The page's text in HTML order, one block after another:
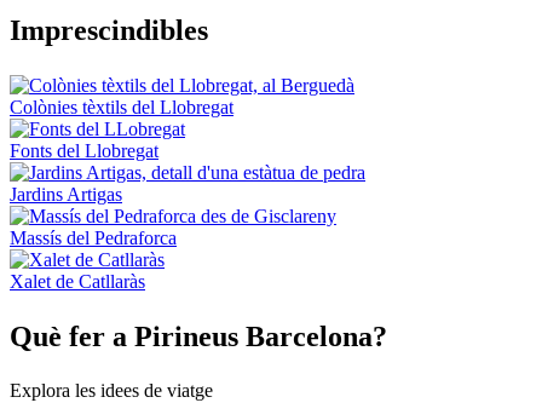
Imprescindibles
Colònies tèxtils del Llobregat
Fonts del Llobregat
Jardins Artigas
Massís del Pedraforca
Xalet de Catllaràs
Què fer a Pirineus Barcelona?
Explora les idees de viatge